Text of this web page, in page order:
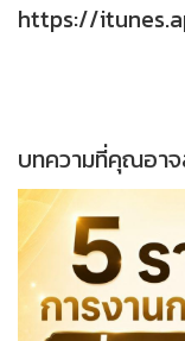
https://
บทความที่คุณอาจ